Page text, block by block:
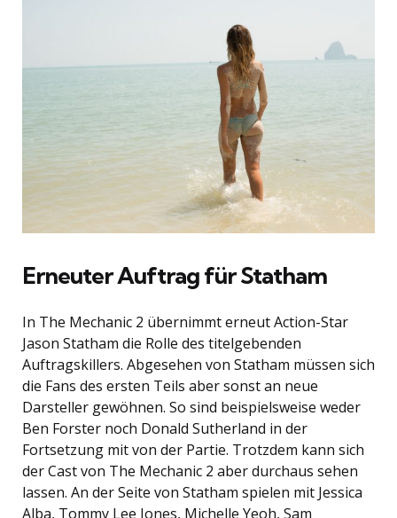
Erneuter Auftrag für Statham
In The Mechanic 2 übernimmt erneut Action-Star
Jason Statham die Rolle des titelgebenden
Auftragskillers. Abgesehen von Statham müssen sich
die Fans des ersten Teils aber sonst an neue
Darsteller gewöhnen. So sind beispielsweise weder
Ben Forster noch Donald Sutherland in der
Fortsetzung mit von der Partie. Trotzdem kann sich
der Cast von The Mechanic 2 aber durchaus sehen
lassen. An der Seite von Statham spielen mit Jessica
Alba, Tommy Lee Jones, Michelle Yeoh, Sam